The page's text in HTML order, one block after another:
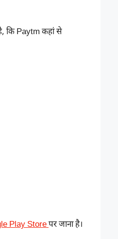
कि Paytm कहां से
Play Storeपर जाना है।